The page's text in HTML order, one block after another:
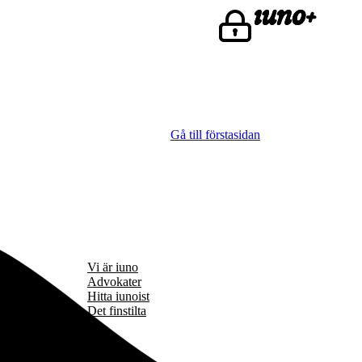
Gå till förstasidan
Vi är iuno
Advokater
Hitta iunoist
Det finstilta